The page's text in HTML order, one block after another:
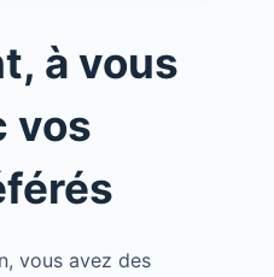
à vous
vos
vous avez des